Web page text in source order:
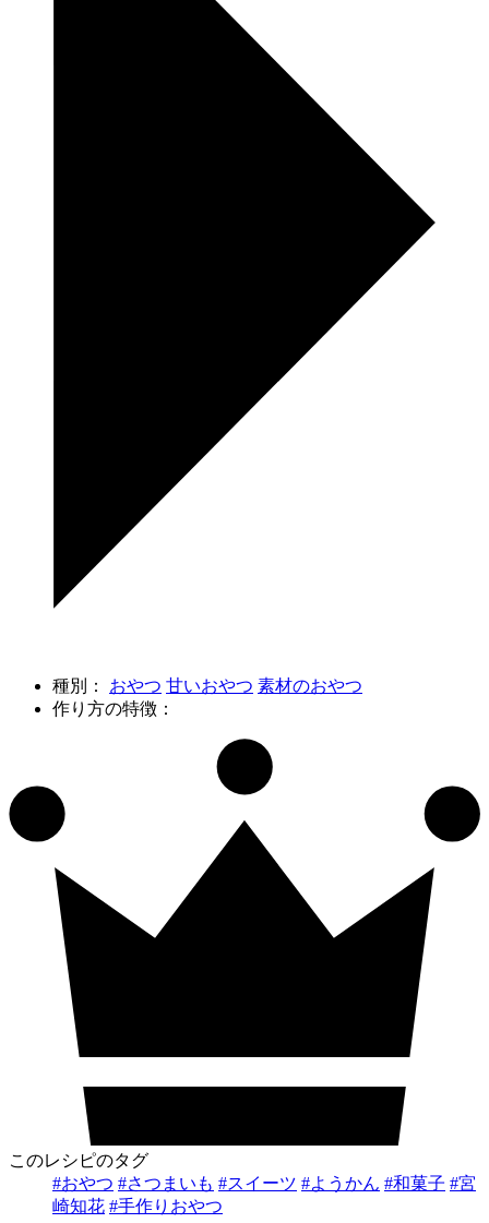
種別： おやつ 甘いおやつ 素材のおやつ
作り方の特徴：
このレシピのタグ
#おやつ #さつまいも #スイーツ #ようかん #和菓子 #宮
崎知花 #手作りおやつ